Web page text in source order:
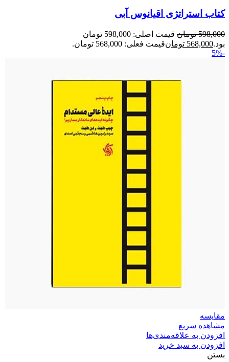
کتاب استراتژی اقیانوس آبی
598,000 تومان
قیمت اصلی: 598,000 تومان
بود.568,000 تومانقیمت فعلی: 568,000 تومان.
-5%
مقایسه
مشاهده سریع
افزودن به علاقه‌مندی‌ها
افزودن به سبد خرید
بستن